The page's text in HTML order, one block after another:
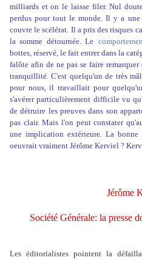
milliards et on le laisse filer. Nul
perdus pour tout le monde. Il y a une
couvre le scélérat. Il a pris des risques
la somme détournée. Le
bottes, réservé, le fait entrer dans la
falôte afin de ne pas se faire
tranquillité. C'est quelqu'un de très
pour nous, il travaillait pour
s'avérer particulièrement difficile vu
de détruire les preuves dans son
pas clair. Mais l'on peut constater
une implication extérieure. La
oeuvrait vraiment Jérôme Kerviel ?
Jérôme
Société Générale: la presse
Les éditorialistes pointent la